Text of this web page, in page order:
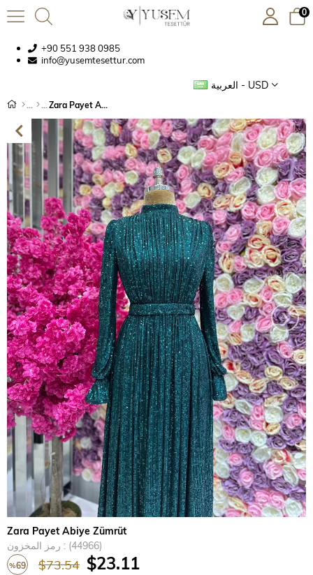
+90 551 938 0985
info@yusemtesettur.com
العربية - USD
0
Zara Payet Abiye Zümrüt
›
Zara Payet Abiye Zümrüt
رمز المخزون
(44966)
%69 $73.54 $23.11